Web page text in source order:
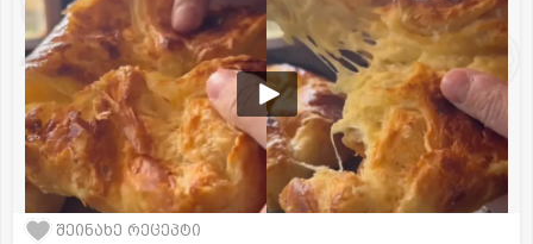
შეინახე რეცეპტი